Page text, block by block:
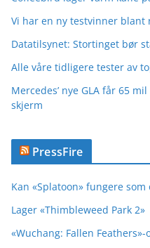
Vi har en ny testvinner blant
Datatilsynet: Stortinget bør
Alle våre tidligere tester av
Mercedes’ nye GLA får 65
skjerm
PressFire
Kan «Splatoon» fungere
Lager «Thimbleweed Park 2»
«Wuchang: Fallen